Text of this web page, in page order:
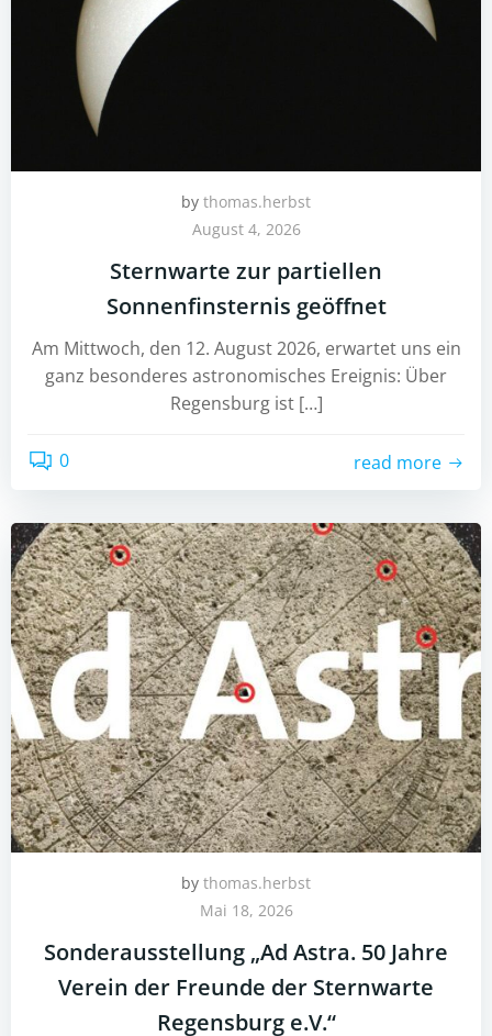
by thomas.herbst
August 4, 2026
Sternwarte zur partiellen
Sonnenfinsternis geöffnet
Am Mittwoch, den 12. August 2026, erwartet uns ein
ganz besonderes astronomisches Ereignis: Über
Regensburg ist […]
0 read more
by thomas.herbst
Mai 18, 2026
Sonderausstellung „Ad Astra. 50 Jahre
Verein der Freunde der Sternwarte
Regensburg e.V.“